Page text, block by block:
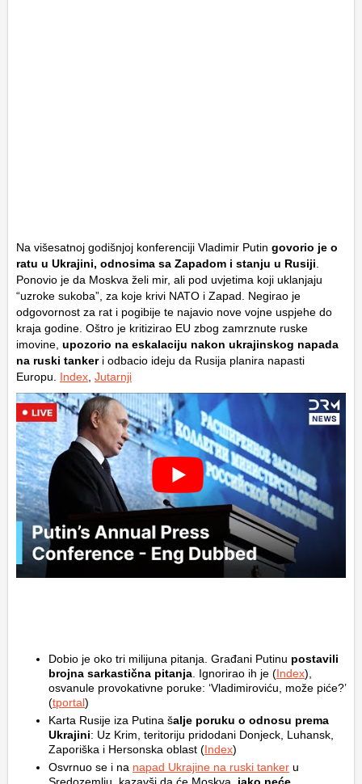
Na višesatnoj godišnjoj konferenciji Vladimir Putin govorio je o
ratu u Ukrajini, odnosima sa Zapadom i stanju u Rusiji
Ponovio je da Moskva želi mir, ali pod uvjetima koji uklanjaju
“uzroke sukoba”, za koje krivi NATO i Zapad. Negirao je
odgovornost za rat i pogibije te najavio nove vojne uspjehe do
kraja godine. Oštro je kritizirao EU zbog zamrznute ruske
imovine, upozorio na eskalaciju nakon ukrajinskog napada
na ruski tankeri odbacio ideju da Rusija planira napasti
Europu. Index Jutarnji
Dobio je oko tri milijuna pitanja. Građani Putinu postavili
brojna sarkastična pitanja . Ignorirao ih je (Index),
osvanule provokativne poruke: ‘Vladimiroviću, može piće?’
(tportal)
Karta Rusije iza Putina šalje poruku o odnosu prema
Ukrajini: Uz Krim, teritoriju pridodani Donjeck, Luhansk,
Zaporiška i Hersonska oblast (Index)
Osvrnuo se i na napad Ukrajine na ruski tanker u